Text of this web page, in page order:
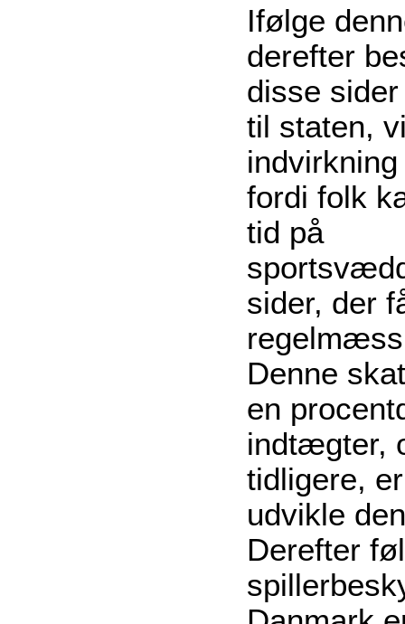
Ifølge
derefter
disse
til staten,
fordi folk
tid på
sider, der
Denne
en
indtægter,
tidligere,
udvikle
Derefter